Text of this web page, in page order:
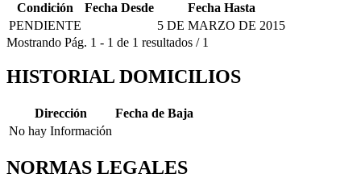
Condición Fecha Desde
Fecha Hasta
PENDIENTE
5 DE MARZO DE 2015
Mostrando Pág. 1 - 1 de 1 resultados / 1
HISTORIAL DOMICILIOS
Dirección
Fecha de Baja
No hay Información
NORMAS LEGALES